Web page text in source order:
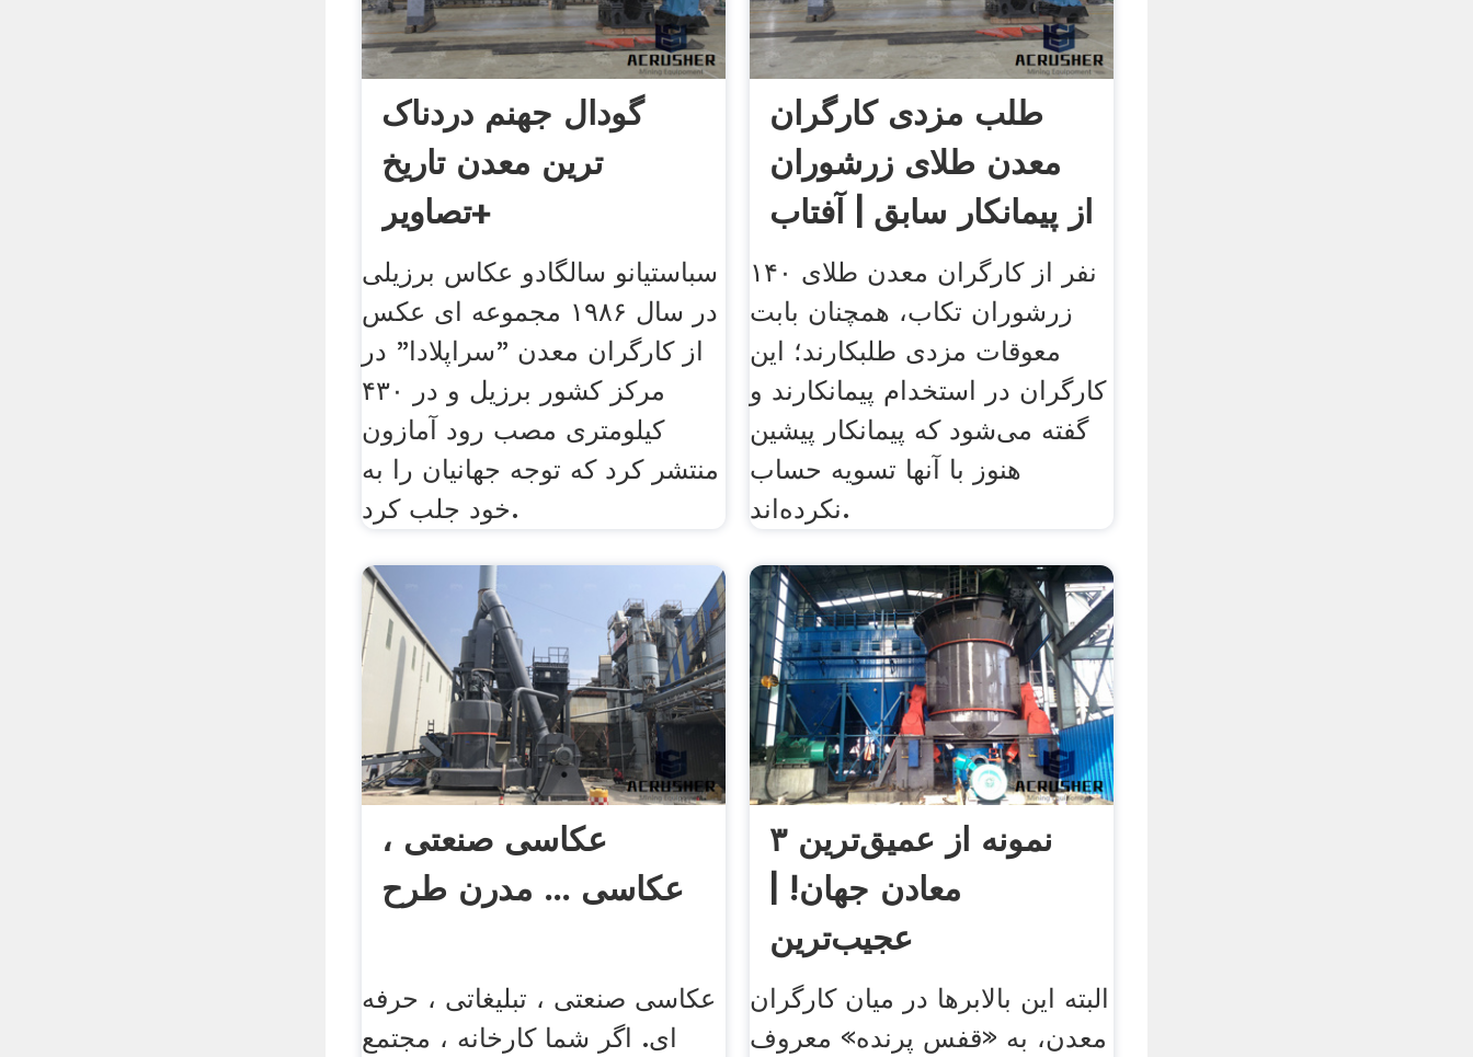
گودال جهنم دردناک
ترین معدن تاریخ
+تصاویر
سباستیانو سالگادو عکاس برزیلی
در سال ۱۹۸۶ مجموعه ای عکس
از کارگران معدن "سراپلادا" در
مرکز کشور برزیل و در ۴۳۰
کیلومتری مصب رود آمازون
منتشر کرد که توجه جهانیان را به
خود جلب کرد.
طلب مزدی کارگران
معدن طلای زرشوران
از پیمانکار سابق | آفتاب
۱۴۰ نفر از کارگران معدن طلای
زرشوران تکاب، همچنان بابت
معوقات مزدی طلبکارند؛ این
کارگران در استخدام پیمانکارند و
گفته می‌شود که پیمانکار پیشین
هنوز با آنها تسویه حساب
نکرده‌اند.
عکاسی صنعتی ،
عکاسی ... مدرن طرح
عکاسی صنعتی ، تبلیغاتی ، حرفه
ای. اگر شما کارخانه ، مجتمع
۳ نمونه از عمیق‌ترین
معادن جهان! |
عجیب‌ترین
البته این بالابرها در میان کارگران
معدن، به «قفس پرنده» معروف